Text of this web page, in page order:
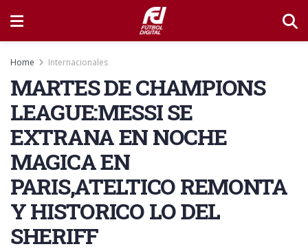
Home Internacionales
MARTES DE CHAMPIONS
LEAGUE:MESSI SE
EXTRANA EN NOCHE
MAGICA EN
PARIS,ATELTICO REMONTA
Y HISTORICO LO DEL
SHERIFF